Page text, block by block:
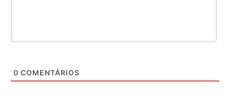
0 COMENTÁRIOS